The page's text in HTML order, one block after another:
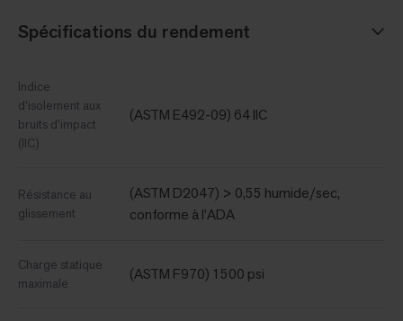
Spécifications du rendement
Indice
d’isolement aux
bruits d’impact
(IIC)
(ASTM E492-09) 64 IIC
Résistance au
glissement
(ASTM D2047) > 0,55 humide/sec,
conforme à l’ADA
Charge statique
maximale
(ASTM F970) 1500 psi